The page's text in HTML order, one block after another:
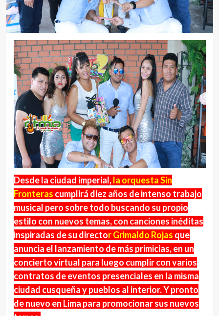
Desde la ciudad imperial,la orquesta Sin
Fronteras cumplirá diez años de intenso trabajo
musical pero sobre todo buscando su propio
estilo con nuevos temas, con canciones inéditas
inspiradas de su director Grimaldo Rojas que
anuncia el lanzamiento de más primicias, en un
concierto virtual para luego cumplir con varios
contratos de eventos presenciales en la misma
ciudad cusqueña y pueblos al interior. Y pronto
de nuevo en Lima para promocionar sus nuevos